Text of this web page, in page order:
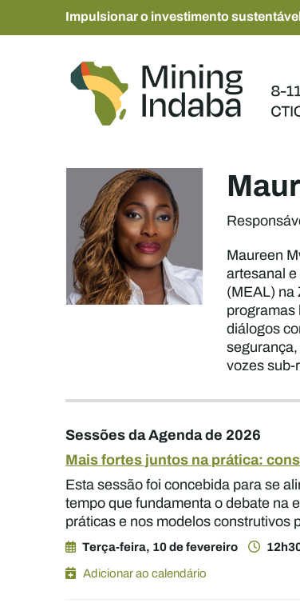
Impulsionar o investimento
Maureen
artesanal
(MEAL) na
diálogos
vozes sub-
Sessões da Agenda de 2026
Mais fortes juntos na prática:
Esta sessão foi concebida para se
tempo que fundamenta o debate na
práticas e nos modelos construtivos
Terça-feira, 10 de fevereiro
Adicionar ao calendário